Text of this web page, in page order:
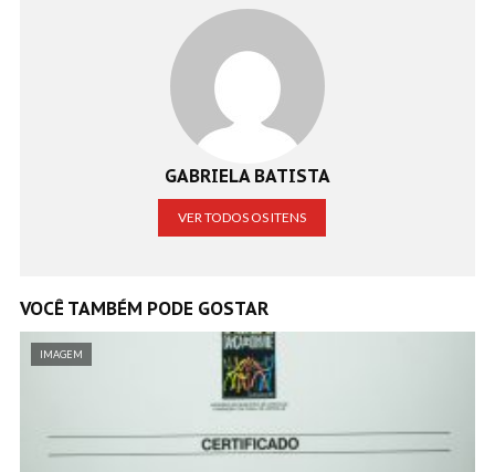
GABRIELA BATISTA
VER TODOS OS ITENS
VOCÊ TAMBÉM PODE GOSTAR
IMAGEM